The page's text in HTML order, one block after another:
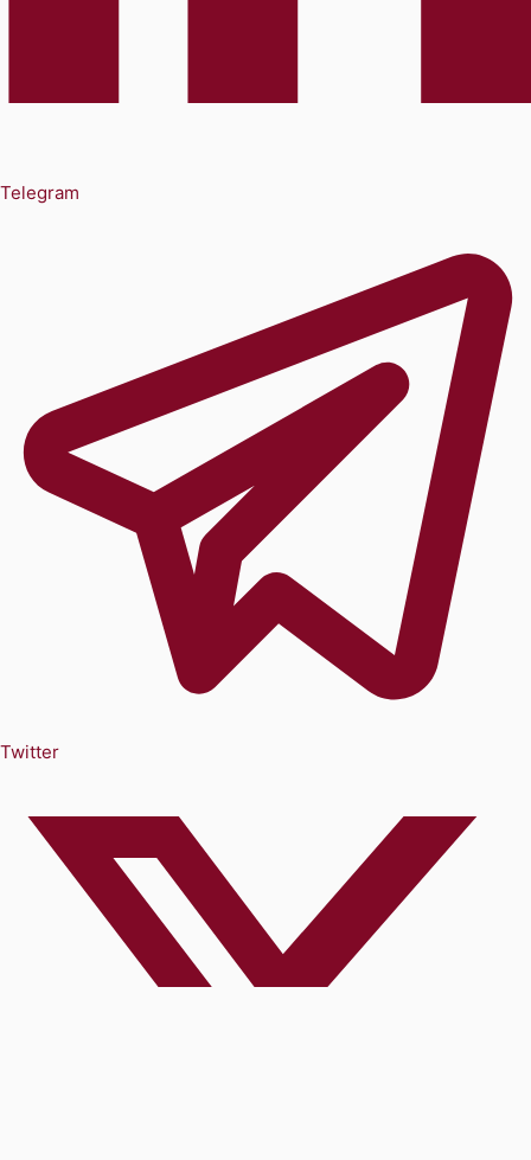
Telegram
Twitter